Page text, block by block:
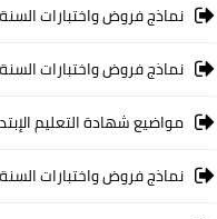
نماذج فروض واختبارات السنة
نماذج فروض واختبارات
مواضيع شهادة التعليم الإبتدائي
نماذج فروض واختبارات